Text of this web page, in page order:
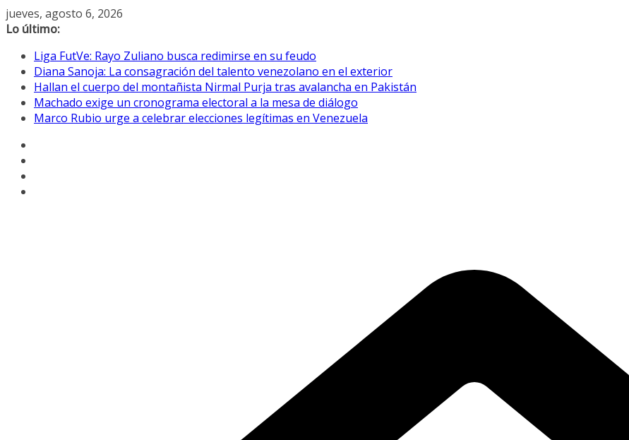
Saltar
al
jueves, agosto 6, 2026
Lo último:
Liga FutVe: Rayo Zuliano busca redimirse en su feudo
Diana Sanoja: La consagración del talento venezolano en el exterior
Hallan el cuerpo del montañista Nirmal Purja tras avalancha en Pakistán
Machado exige un cronograma electoral a la mesa de diálogo
Marco Rubio urge a celebrar elecciones legítimas en Venezuela